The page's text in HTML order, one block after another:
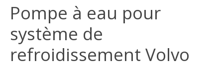
Pompe à eau pour
système de
refroidissement Volvo